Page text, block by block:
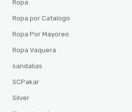
Ropa
Ropa por Catalogo
Ropa Por Mayoreo
Ropa Vaquera
sandalias
SCPakar
Silver